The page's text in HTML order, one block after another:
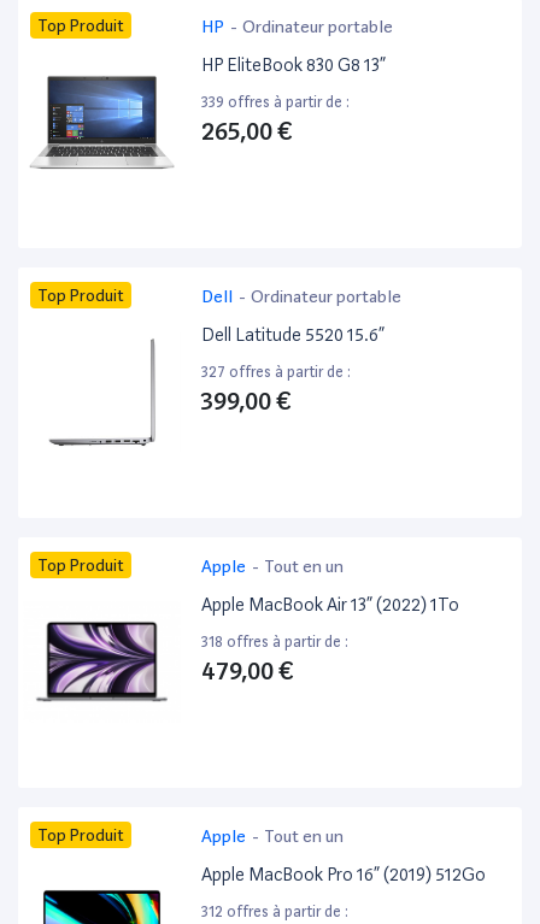
Top Produit HP - Ordinateur portable
HP EliteBook 830 G8 13”
339 offres à partir de :
265,00 €
Top Produit Dell - Ordinateur portable
Dell Latitude 5520 15.6”
327 offres à partir de :
399,00 €
Top Produit Apple - Tout en un
Apple MacBook Air 13” (2022) 1To
318 offres à partir de :
479,00 €
Top Produit Apple - Tout en un
Apple MacBook Pro 16” (2019) 512Go
312 offres à partir de :